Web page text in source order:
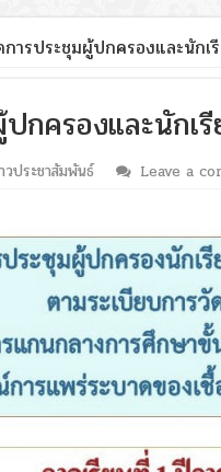
รประชุมผู้ปกครองและนักเ
ครองและนักเรี
วประชาสัมพันธ์ Leave a